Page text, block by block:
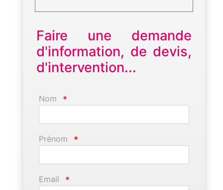
Faire une demande
d'information, de devis,
d'intervention...
Nom *
Prénom *
Email *